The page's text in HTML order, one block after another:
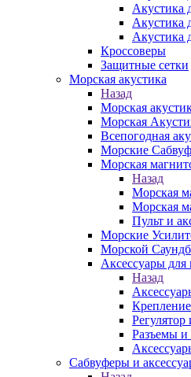
Акустика
Акустика
Акустика
Кроссоверы
Защитные сетки
Морская акустика
Назад
Морская
Морская
Всепогодная
Морские
Морская
Назад
Морская
Морская
Пульт и
Морские
Морской
Аксессуары для
Назад
Крепление
Регулятор
Разъемы и
Сабвуферы и